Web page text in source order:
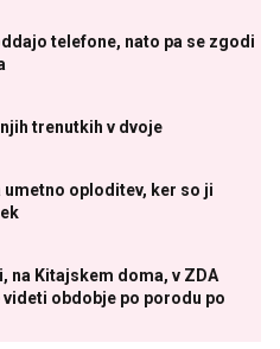
telefone, nato pa se zgodi
trenutkih v dvoje
oploditev, ker so ji
na Kitajskem doma, v ZDA
videti obdobje po porodu po